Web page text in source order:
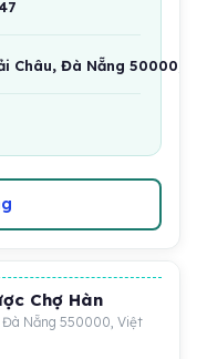
Châu, Đà Nẵng 50000,
Chợ Hàn
Đà Nẵng 550000, Việt